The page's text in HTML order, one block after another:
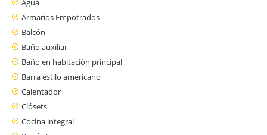
Agua
Armarios Empotrados
Balcón
Baño auxiliar
Baño en habitación principal
Barra estilo americano
Calentador
Clósets
Cocina integral